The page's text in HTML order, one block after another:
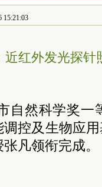
15:21:03
近红外发光探针
自然科学奖一
控及生物应
凡领衔完成。